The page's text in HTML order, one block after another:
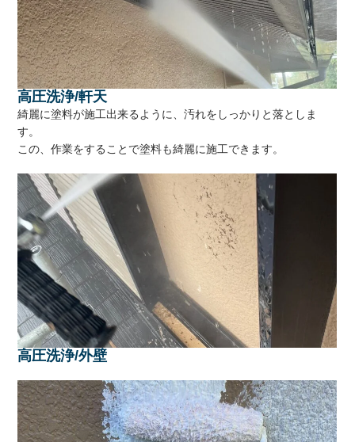
高圧洗浄/軒天
綺麗に塗料が施工出来るように、汚れをしっかりと落としま
す。
この、作業をすることで塗料も綺麗に施工できます。
高圧洗浄/外壁